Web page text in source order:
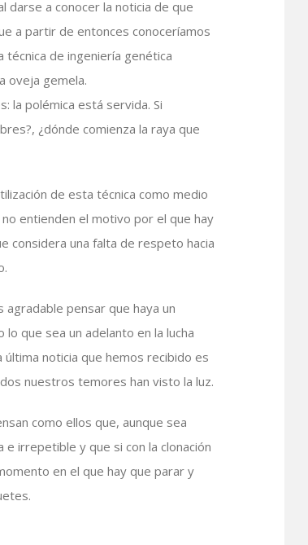
a conocer la noticia de que
a partir de entonces conoceríamos
técnica de ingeniería genética
oveja gemela.
la polémica está servida. Si
¿dónde comienza la raya que
de esta técnica como medio
entienden el motivo por el que hay
considera una falta de respeto hacia
pensar que haya un
que sea un adelanto en la lucha
noticia que hemos recibido es
nuestros temores han visto la luz.
como ellos que, aunque sea
irrepetible y que si con la clonación
en el que hay que parar y